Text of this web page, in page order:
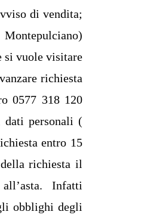
di vendita;
si vuole visitare
richiesta
0577 318 120
dati personali (
entro 15
richiesta il
Infatti
obblighi degli